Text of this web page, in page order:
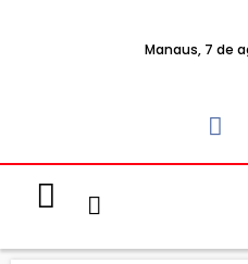
Manaus, 7 de